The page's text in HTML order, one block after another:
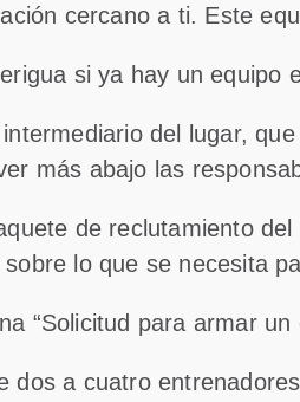
cercano a ti. Este
si ya hay un equipo
del lugar,
más abajo las
de reclutamiento
lo que se necesita
“Solicitud para armar un
dos a cuatro